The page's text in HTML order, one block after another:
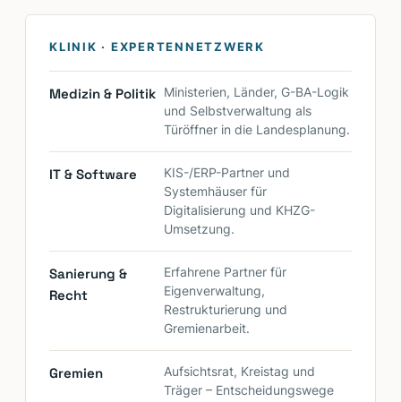
KLINIK · EXPERTENNETZWERK
Medizin & Politik
Ministerien, Länder, G-BA-Logik
und Selbstverwaltung als
Türöffner in die Landesplanung.
IT & Software
KIS-/ERP-Partner und
Systemhäuser für
Digitalisierung und KHZG-
Umsetzung.
Sanierung &
Recht
Erfahrene Partner für
Eigenverwaltung,
Restrukturierung und
Gremienarbeit.
Gremien
Aufsichtsrat, Kreistag und
Träger – Entscheidungswege